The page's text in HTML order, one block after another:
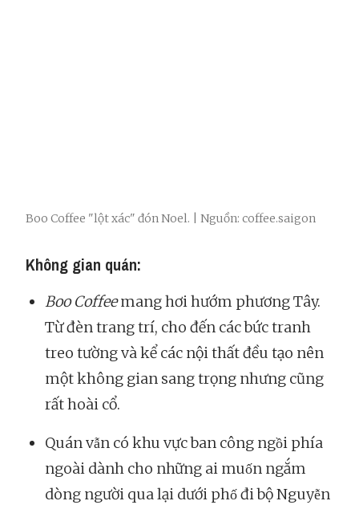
Boo Coffee "lột xác" đón Noel. | Nguồn: coffee.saigon
Không gian quán:
Boo Coffeemang hơi hướm phương Tây.
Từ đèn trang trí, cho đến các bức tranh
treo tường và kể các nội thất đều tạo nên
một không gian sang trọng nhưng cũng
rất hoài cổ.
Quán vẫn có khu vực ban công ngồi phía
ngoài dành cho những ai muốn ngắm
dòng người qua lại dưới phố đi bộ Nguyễn